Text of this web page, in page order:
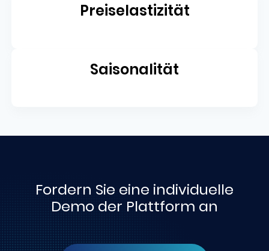
Preiselastizität
Saisonalität
Fordern Sie eine individuelle
Demo der Plattform an